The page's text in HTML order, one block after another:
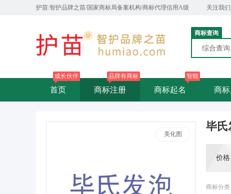
护苗:智护品牌之苗/国家商标局备案机构/商标代理信用A级 关注我们
商标查询
综合查询
首页
成长伙伴
商标注册
品牌有商标
商标起名
智能
商
美化图
毕氏
价格
商标分类